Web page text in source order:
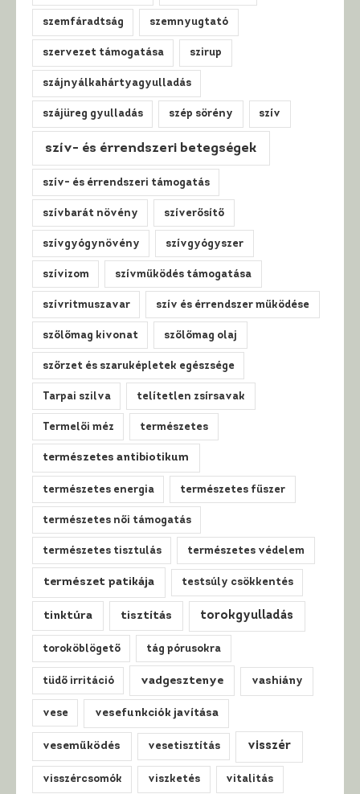
szemfáradtság szemnyugtató
szervezet támogatása szirup
szájnyálkahártyagyulladás
szájüreg gyulladás szép sörény szív
szív- és érrendszeri betegségek
szív- és érrendszeri támogatás
szívbarát növény szíverősítő
szívgyógynövény szívgyógyszer
szívizom szívműködés támogatása
szívritmuszavar szív és érrendszer működése
szőlőmag kivonat szőlőmag olaj
szőrzet és szaruképletek egészsége
Tarpai szilva telítetlen zsírsavak
Termelői méz természetes
természetes antibiotikum
természetes energia természetes fűszer
természetes női támogatás
természetes tisztulás természetes védelem
természet patikája testsúly csökkentés
tinktúra tisztítás torokgyulladás
toroköblögető tág pórusokra
tüdő irritáció vadgesztenye vashiány
vese vesefunkciók javítása
veseműködés vesetisztítás visszér
visszércsomók viszketés vitalitás